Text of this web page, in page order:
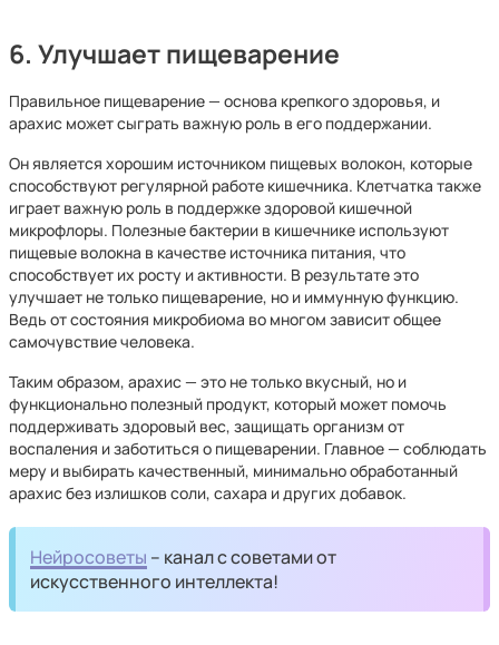
6. Улучшает пищеварение
Правильное пищеварение — основа крепкого здоровья, и
арахис может сыграть важную роль в его поддержании.
Он является хорошим источником пищевых волокон, которые
способствуют регулярной работе кишечника. Клетчатка также
играет важную роль в поддержке здоровой кишечной
микрофлоры. Полезные бактерии в кишечнике используют
пищевые волокна в качестве источника питания, что
способствует их росту и активности. В результате это
улучшает не только пищеварение, но и иммунную функцию.
Ведь от состояния микробиома во многом зависит общее
самочувствие человека.
Таким образом, арахис — это не только вкусный, но и
функционально полезный продукт, который может помочь
поддерживать здоровый вес, защищать организм от
воспаления и заботиться о пищеварении. Главное — соблюдать
меру и выбирать качественный, минимально обработанный
арахис без излишков соли, сахара и других добавок.
Нейросоветы – канал с советами от
искусственного интеллекта!